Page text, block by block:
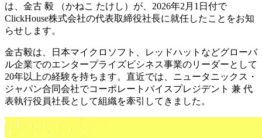
は、金古 毅 （かねこ たけし）が、2026年2月1日付で
ClickHouse株式会社の代表取締役社長に就任したことをお知
らせします。
金古毅は、日本マイクロソフト、レッドハットなどグローバ
ル企業でのエンタープライズビシネス事業のリーダーとして
20年以上の経験を持ちます。直近では、ニュータニックス・
ジャパン合同会社でコーポレートバイスプレジデント 兼 代
表執行役員社長として組織を牽引してきました。